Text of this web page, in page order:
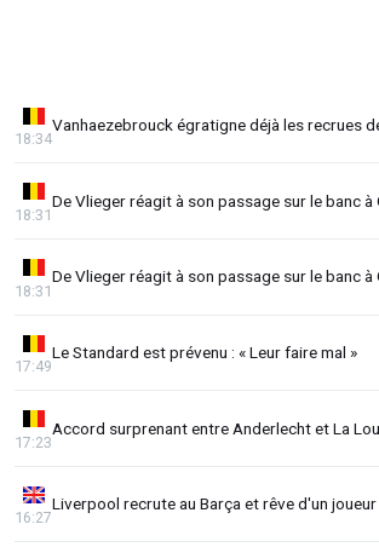
Vanhaezebrouck égratigne déjà les recrues
18:34
De Vlieger réagit à son passage sur le banc à
18:31
De Vlieger réagit à son passage sur le banc à
18:31
Le Standard est prévenu : « Leur faire mal »
17:49
Accord surprenant entre Anderlecht et La
17:23
Liverpool recrute au Barça et rêve d'un joueur
16:27